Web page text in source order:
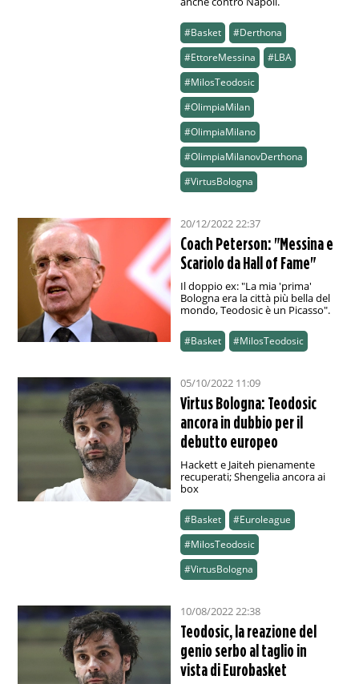
#Basket
#Derthona
#EttoreMessina
#LBA
#MilosTeodosic
#OlimpiaMilan
#OlimpiaMilano
#OlimpiaMilanovDerthona
#VirtusBologna
20/12/2022 22:37
Coach Peterson: "Messina e
Scariolo da Hall of Fame"
Il doppio ex: "La mia 'prima'
Bologna era la città più bella del
mondo, Teodosic è un Picasso".
#Basket #MilosTeodosic
05/10/2022 11:09
Virtus Bologna: Teodosic
ancora in dubbio per il
debutto europeo
Hackett e Jaiteh pienamente
recuperati; Shengelia ancora ai
box
#Basket
#Euroleague
#MilosTeodosic
#VirtusBologna
10/08/2022 22:38
Teodosic, la reazione del
genio serbo al taglio in
vista di Eurobasket